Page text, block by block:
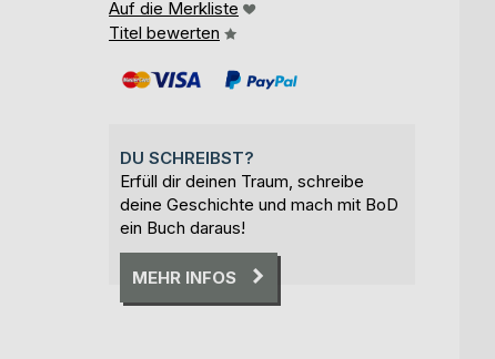
Auf die Merkliste
Titel bewerten
DU SCHREIBST?
Erfüll dir deinen Traum, schreibe
deine Geschichte und mach mit BoD
ein Buch daraus!
MEHR INFOS